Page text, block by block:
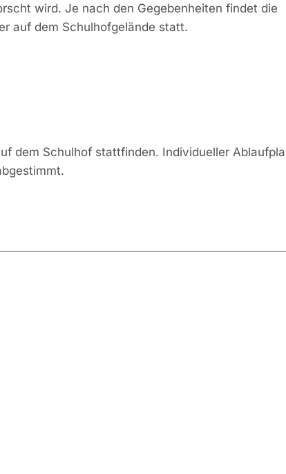
wird. Je nach den Gegebenheiten findet die
auf dem Schulhofgelände statt.
dem Schulhof stattfinden. Individueller